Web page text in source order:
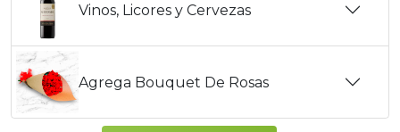
Vinos, Licores y Cervezas
Agrega Bouquet De Rosas